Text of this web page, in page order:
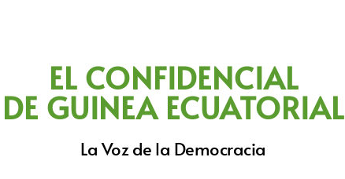
EL CONFIDENCIAL
DE GUINEA ECUATORIAL
La Voz de la Democracia